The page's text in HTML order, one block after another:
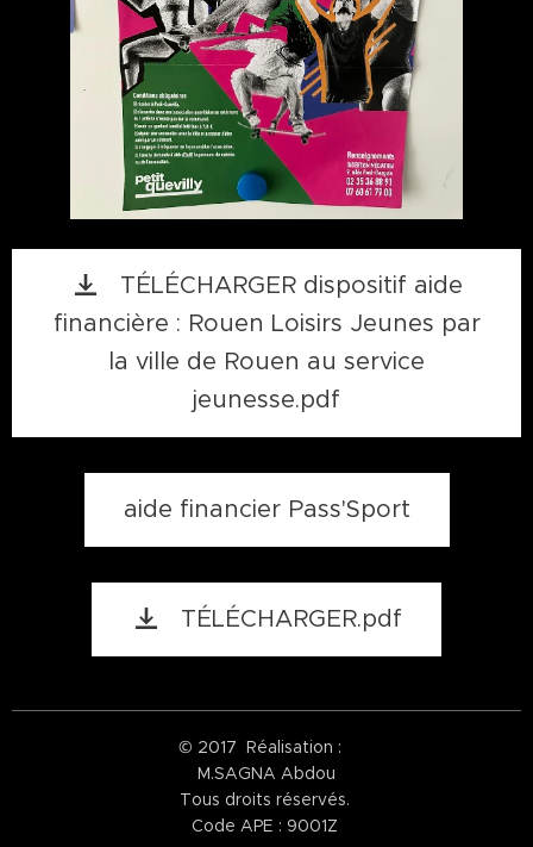
TÉLÉCHARGER dispositif aide
financière : Rouen Loisirs Jeunes par
la ville de Rouen au service
jeunesse.pdf
aide financier Pass'Sport
TÉLÉCHARGER.pdf
© 2017 Réalisation :
M.SAGNA Abdou
Tous droits réservés.
Code APE : 9001Z